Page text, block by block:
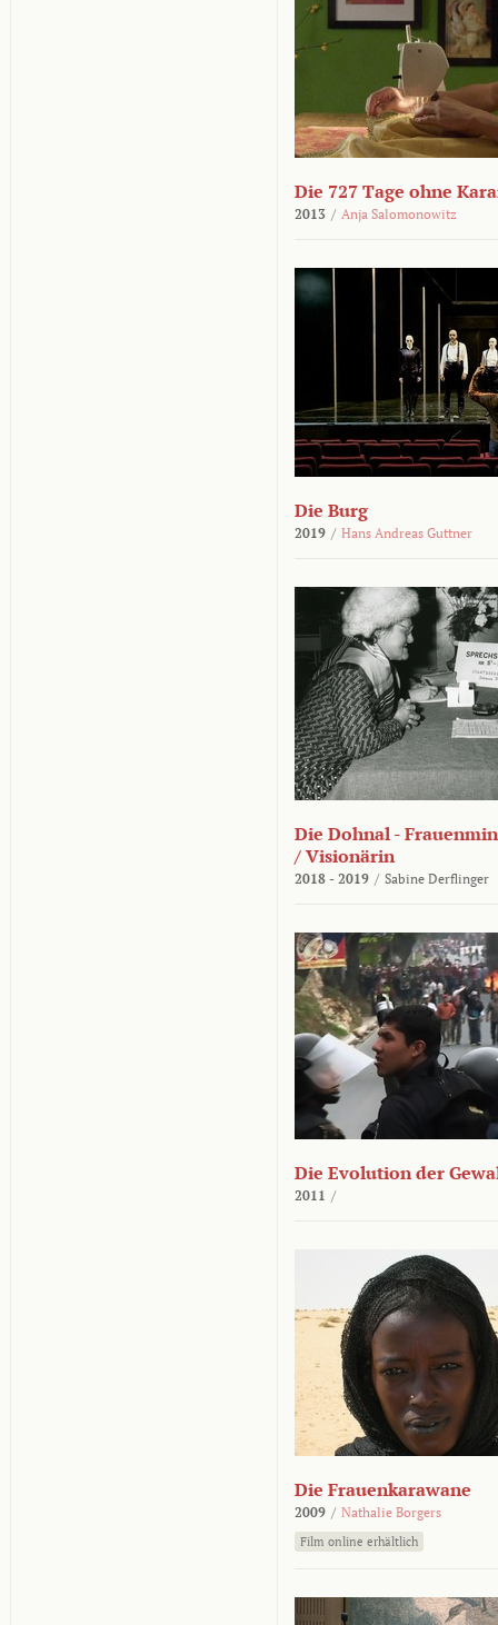
Die 727 Tage ohne
2013 / Anja Salomonowitz
Die Burg
2019 / Hans Andreas Guttner
Die Dohnal -
/ Visionärin
2018 - 2019 / Sabine Derflinger
Die Evolution der
2011 /
Die Frauenkarawane
2009 / Nathalie Borgers
Film online erhältlich